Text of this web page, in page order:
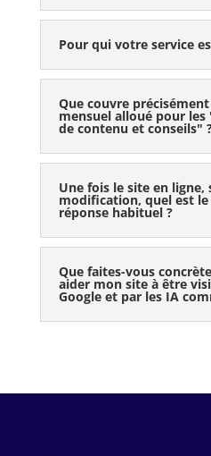
Pour qui votre service
Que couvre
mensuel alloué pour les
de contenu et conseils"
Une fois le site en ligne,
modification, quel est le
réponse habituel ?
Que faites-vous
aider mon site à être
Google et par les IA